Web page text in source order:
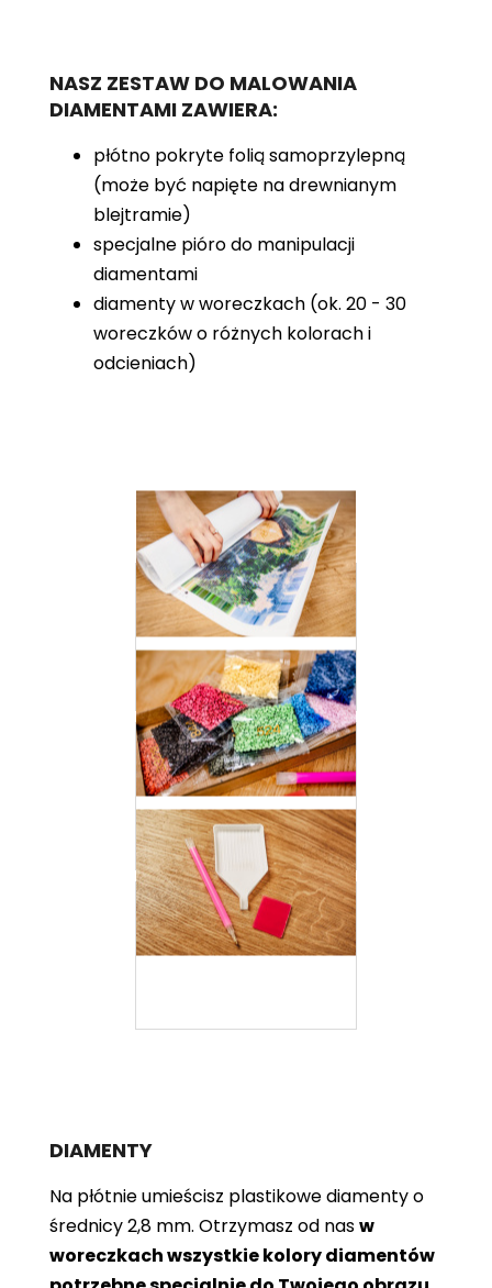
NASZ ZESTAW DO MALOWANIA
DIAMENTAMI ZAWIERA:
płótno pokryte folią samoprzylepną
(może być napięte na drewnianym
blejtramie)
specjalne pióro do manipulacji
diamentami
diamenty w woreczkach (ok. 20 - 30
woreczków o różnych kolorach i
odcieniach)
DIAMENTY
Na płótnie umieścisz plastikowe diamenty o
średnicy 2,8 mm. Otrzymasz od nasw
woreczkach wszystkie kolory diamentów